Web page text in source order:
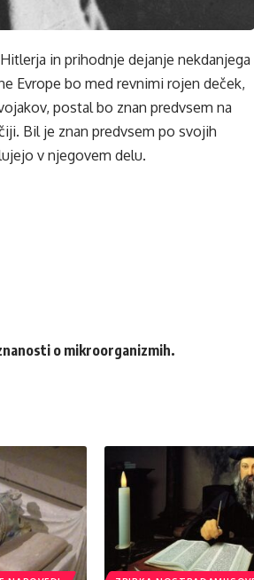
in prihodnje dejanje nekdanjega
Evrope bo med revnimi rojen deček,
postal bo znan predvsem na
Bil je znan predvsem po svojih
v njegovem delu.
o mikroorganizmih.